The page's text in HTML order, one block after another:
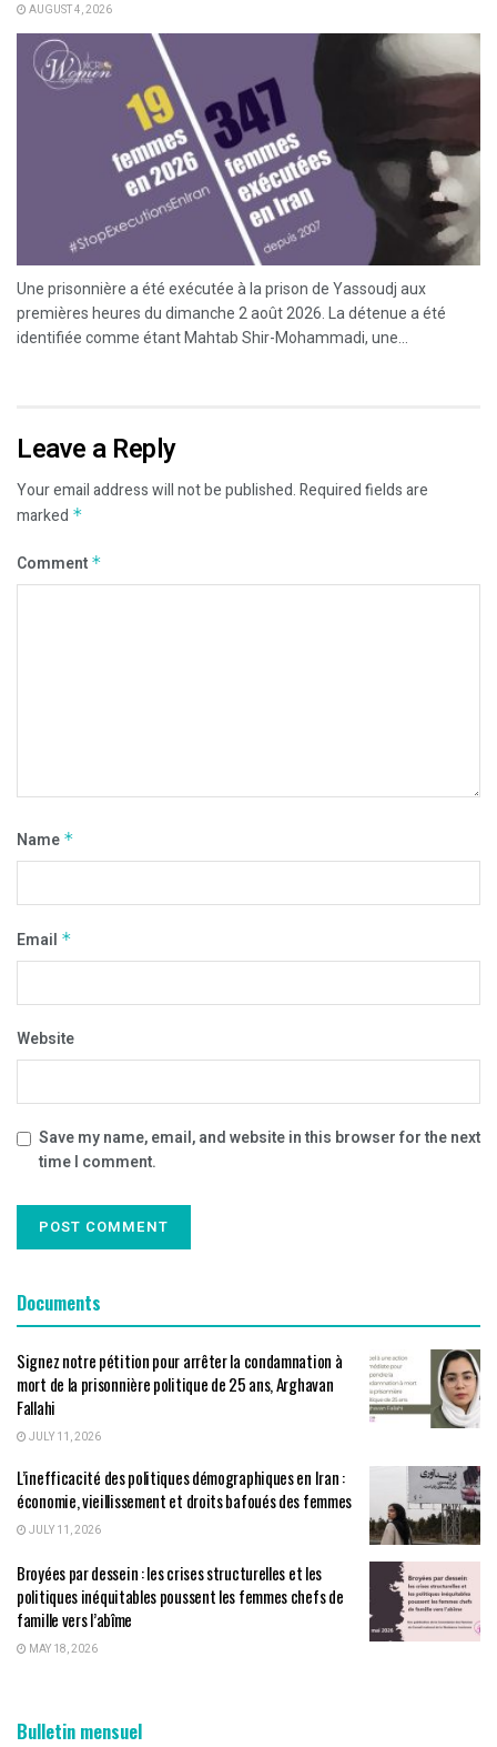
AUGUST 4, 2026
Une prisonnière a été exécutée à la prison de Yassoudj aux
premières heures du dimanche 2 août 2026. La détenue a été
identifiée comme étant Mahtab Shir-Mohammadi, une...
Leave a Reply
Your email address will not be published.Required fields are
marked *
Comment *
Name *
Email *
Website
Save my name, email, and website in this browser for the next
time I comment.
Documents
Signez notre pétition pour arrêter la condamnation à
mort de la prisonnière politique de 25 ans, Arghavan
Fallahi
JULY 11, 2026
L’inefficacité des politiques démographiques en Iran :
économie, vieillissement et droits bafoués des femmes
JULY 11, 2026
Broyées par dessein : les crises structurelles et les
politiques inéquitables poussent les femmes chefs de
famille vers l’abîme
MAY 18, 2026
Bulletin mensuel